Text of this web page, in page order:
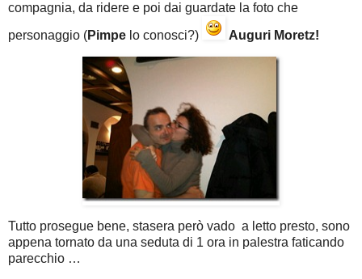
compagnia, da ridere e poi dai guardate la foto che
personaggio (Pimpe lo conosci?) Auguri Moretz!
Tutto prosegue bene, stasera però vado a letto presto, sono
appena tornato da una seduta di 1 ora in palestra faticando
parecchio …